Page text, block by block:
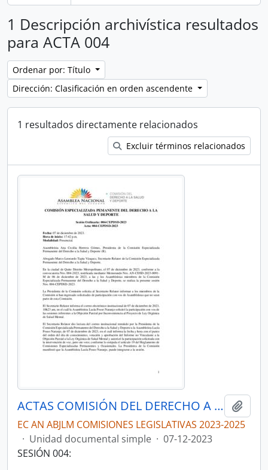
1 Descripción archivística resultados
para ACTA 004
Ordenar por: Título
Dirección: Clasificación en orden ascendente
1 resultados directamente relacionados
Excluir términos relacionados
ACTAS COMISIÓN DEL DERECHO A LA SALUD Y DEPORTE
EC AN ABJLM COMISIONES LEGISLATIVAS 2023-2025
· Unidad documental simple · 07-12-2023
SESIÓN 004: